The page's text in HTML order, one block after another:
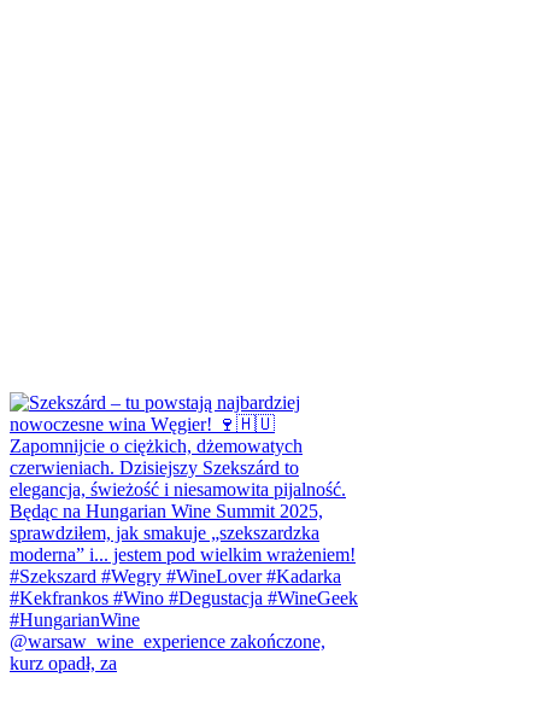
@warsaw_wine_experience zakończone,
kurz opadł, za